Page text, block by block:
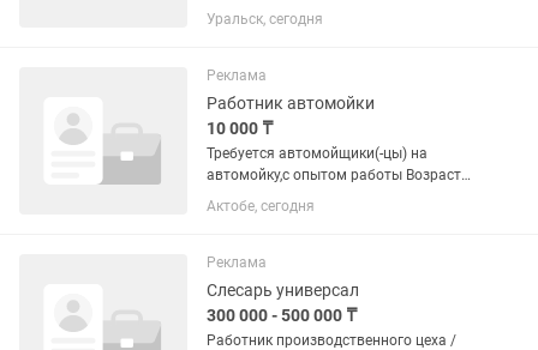
15 км от города. Оплата по
договоренности. Обеспечение
Уральск, сегодня
Реклама
Работник автомойки
10 000 ₸
Требуется автомойщики(-цы) на
автомойку,с опытом работы Возраст
18+ Обед и ужин предоставляется
График работы с 09:00-02:00 два на
Примерно в день от 10.000 и выше
выходит
Актобе, сегодня
Реклама
Слесарь универсал
300 000 - 500 000 ₸
Работник производственного цеха /